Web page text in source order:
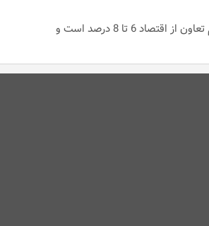
رئیس اتاق تعاون: سهم تعاون از اقتصاد 6 تا 8 درصد است و